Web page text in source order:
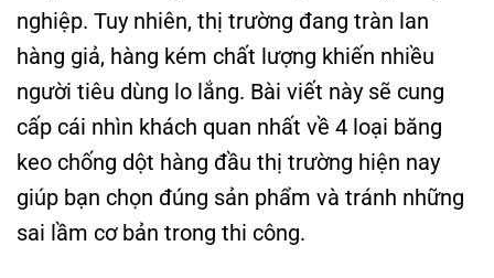
nghiệp. Tuy nhiên, thị trường đang tràn lan
hàng giả, hàng kém chất lượng khiến nhiều
người tiêu dùng lo lắng. Bài viết này sẽ cung
cấp cái nhìn khách quan nhất về 4 loại băng
keo chống dột hàng đầu thị trường hiện nay
giúp bạn chọn đúng sản phẩm và tránh những
sai lầm cơ bản trong thi công.